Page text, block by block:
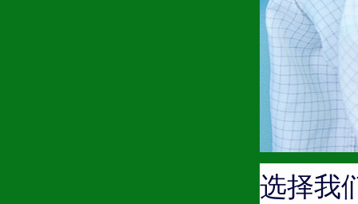
选择我